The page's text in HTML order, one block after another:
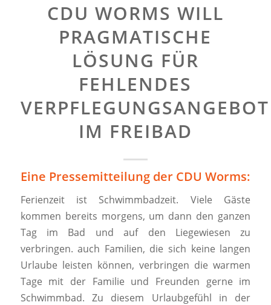
CDU WORMS WILL
PRAGMATISCHE
LÖSUNG FÜR
FEHLENDES
VERPFLEGUNGSANGEBOT
IM FREIBAD
Eine Pressemitteilung der CDU Worms:
Ferienzeit ist Schwimmbadzeit. Viele Gäste
kommen bereits morgens, um dann den ganzen
Tag im Bad und auf den Liegewiesen zu
verbringen. auch Familien, die sich keine langen
Urlaube leisten können, verbringen die warmen
Tage mit der Familie und Freunden gerne im
Schwimmbad. Zu diesem Urlaubgefühl in der